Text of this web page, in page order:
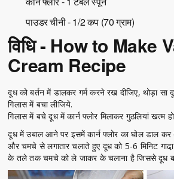
पाउडर चीनी - 1/2 कप (70 ग्राम)
विधि - How to Make
Cream Recipe
दूध को बर्तन में डालकर गर्म करने रख दीजिए, थोड़ा
गिलास में बचा लीजिये.
गिलास में बचे दूध में कार्न फ्लोर मिलाकर गुठलियां खत्म
दूध में उबाल आने पर इसमें कार्न फ्लोर का घोल डाल
और चमचे से लगातार चलाते हुए दूध को 5-6 मिनिट
के तले तक चमचे को ले जाकर के चलाना है जिससे दूध